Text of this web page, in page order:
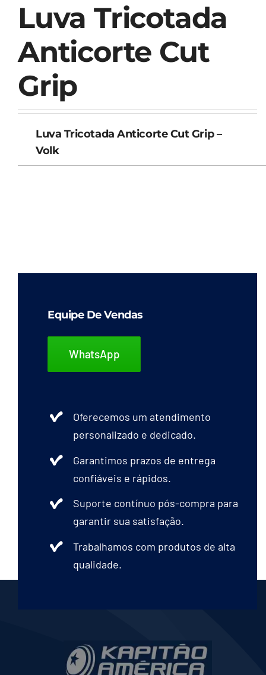
Luva Tricotada
Anticorte Cut
Grip
Luva Tricotada Anticorte Cut Grip –
Volk
Equipe De Vendas
WhatsApp
Oferecemos um atendimento
personalizado e dedicado.
Garantimos prazos de entrega
confiáveis e rápidos.
Suporte contínuo pós-compra para
garantir sua satisfação.
Trabalhamos com produtos de alta
qualidade.